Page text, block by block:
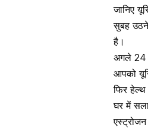
जानिए
सुबह
है।
अगले 24
आपको
फिर
घर में